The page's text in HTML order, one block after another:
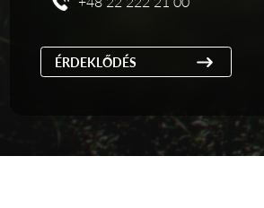
ÉRDEKLŐDÉS